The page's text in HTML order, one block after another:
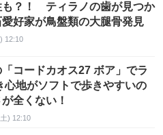
も？！ ティラノの歯が見つか
愛好家が鳥盤類の大腿骨発見
12:10
コードカオス27 ボア」でラ
心地がソフトで歩きやすいの
全くない！
) 12:10